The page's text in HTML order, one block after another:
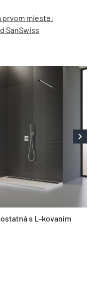
prvom mieste:
SanSwiss
s L-kovaním